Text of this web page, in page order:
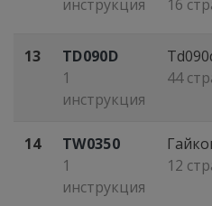
инструкция
16
13
TD090D
1
инструкция
44
14
TW0350
1
инструкция
12